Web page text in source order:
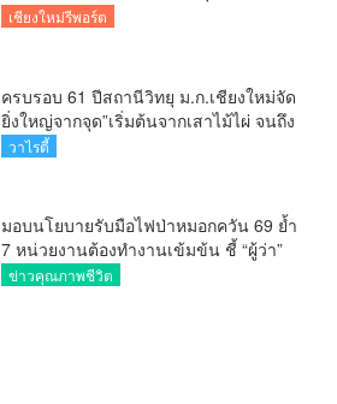
ตั้งในวันพรุ่งนี้
เชียงใหม่รีพอร์ต
ครบรอบ 61 ปีสถานีวิทยุ ม.ก.เชียงใหม่จัด
ยิ่งใหญ่จากจุด”เริ่มต้นจากเสาไม้ไผ่ จนถึง
วันที่มี KURplus ในวันนี้”
วาไรตี้
มอบนโยบายรับมือไฟป่าหมอกควัน 69 ย้ำ
7 หน่วยงานต้องทำงานเข้มข้น ชี้ “ผู้ว่า”
คีย์แมนสำคัญทำปัญหาลด
ข่าวคุณภาพชีวิต